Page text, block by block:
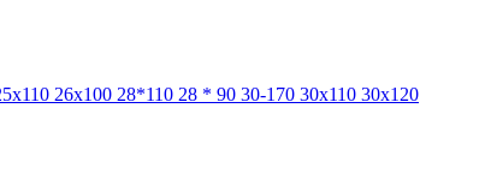
26x100 28*110 28 * 90 30-170 30x110 30x120